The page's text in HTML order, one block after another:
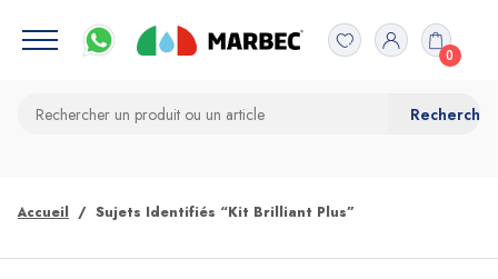
0
Accueil Sujets Identifiés “Kit Brilliant Plus”